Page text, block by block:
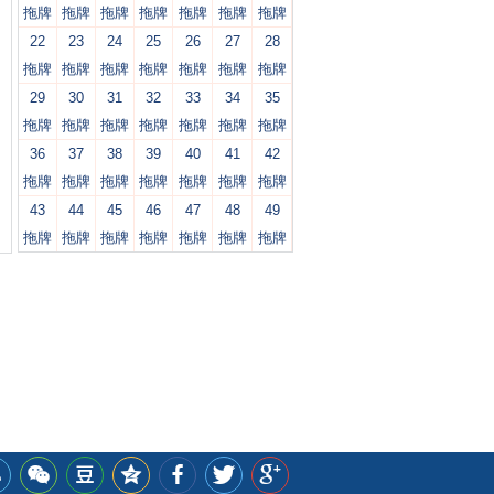
拖牌 拖牌 拖牌 拖牌 拖牌 拖牌
拖牌
22
拖牌
23
拖牌
24
拖牌
25
拖牌
26
拖牌
27
拖牌
28
拖牌
29
拖牌
30
拖牌
31
拖牌
32
拖牌
33
拖牌
34
拖牌
35
拖牌
36
拖牌
37
拖牌
38
拖牌
39
拖牌
40
拖牌
41
拖牌
42
拖牌
43
拖牌
44
拖牌
45
拖牌
46
拖牌
47
拖牌
48
拖牌
49
拖牌